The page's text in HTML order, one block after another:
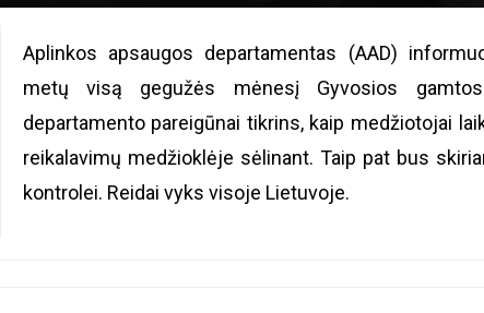
Aplinkos apsaugos departamentas (AAD)
metų visą gegužės mėnesį Gyvosios
departamento pareigūnai tikrins, kaip medžiotojai
reikalavimų medžioklėje sėlinant. Taip pat bus
kontrolei. Reidai vyks visoje Lietuvoje.